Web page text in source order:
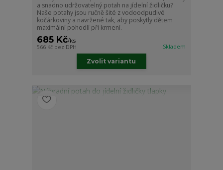
a snadno udržovatelný potah na jídelní židličku?
Naše potahy jsou ručně šité z vodoodpudivé
kočárkoviny a navržené tak, aby poskytly dětem
maximální pohodlí při krmení.
685 Kč/ks
566 Kč bez DPH Skladem
Zvolit variantu